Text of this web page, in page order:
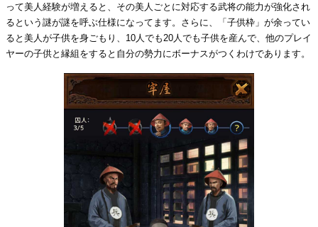
って美人経験が増えると、その美人ごとに対応する武将の能力が強化され
るという謎が謎を呼ぶ仕様になってます。さらに、「子供枠」が余ってい
ると美人が子供を身ごもり、10人でも20人でも子供を産んで、他のプレイ
ヤーの子供と縁組をすると自分の勢力にボーナスがつくわけであります。